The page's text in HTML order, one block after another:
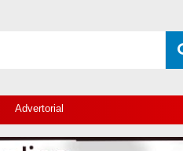
Advertorial